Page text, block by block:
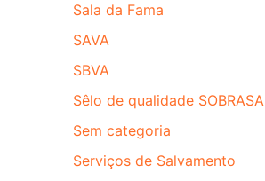
Sala da Fama
SAVA
SBVA
Sêlo de qualidade SOBRASA
Sem categoria
Serviços de Salvamento